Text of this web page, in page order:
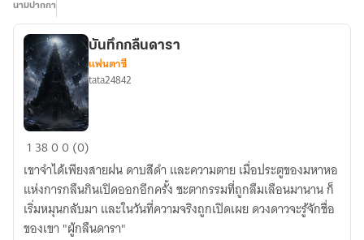
นามปากกา
บันทึก
กลืน
ดารา
บันทึกกลืนดารา
แฟนตาซี
tata24842
1 3800 (0)
เขาจำได้เพียงสายฝน ดาบสีดำ และความตาย เมื่อประตูของมหาหอ
แห่งการกลืนกินเปิดออกอีกครั้ง ชะตากรรมที่ถูกลืมเลือนมานาน ก็
เริ่มหมุนกลับมา และในวันที่ความจริงถูกเปิดเผย ดวงดาวจะรู้จักชื่อ
ของเขา "ผู้กลืนดารา"